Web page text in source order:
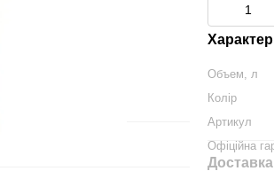
Объем, л
Колір
Артикул
Офіційна
Доставка